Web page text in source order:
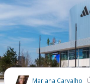
FUTEBOL
FUTEBOL
COMO
Mariana Carvalho